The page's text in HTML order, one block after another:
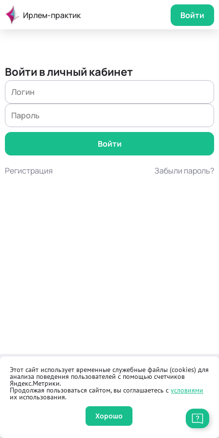
Ирлем-практик Войти
Войти в личный кабинет
Регистрация Забыли пароль?
Контакты
Как купить
Общественная приёмная
Реквизиты
Оферта
Правила продажи товаров
Этот сайт использует временные служебные файлы (cookies) для
анализа поведения пользователей с помощью счетчиков
Яндекс.Метрики.
Продолжая пользоваться сайтом, вы соглашаетесь с условиями
их использования.
Хорошо